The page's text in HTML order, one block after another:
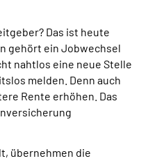
Das ist heute
gehört ein Jobwechsel
nahtlos eine neue Stelle
melden. Denn auch
Rente erhöhen. Das
übernehmen die